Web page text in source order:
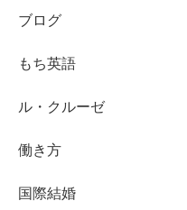
ブログ
もち英語
ル・クルーゼ
働き方
国際結婚